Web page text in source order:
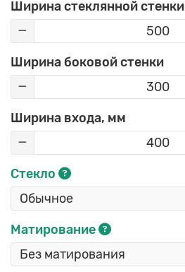
Ширина стеклянной стенки
Ширина боковой стенки
Ширина входа, мм
Стекло
Матирование